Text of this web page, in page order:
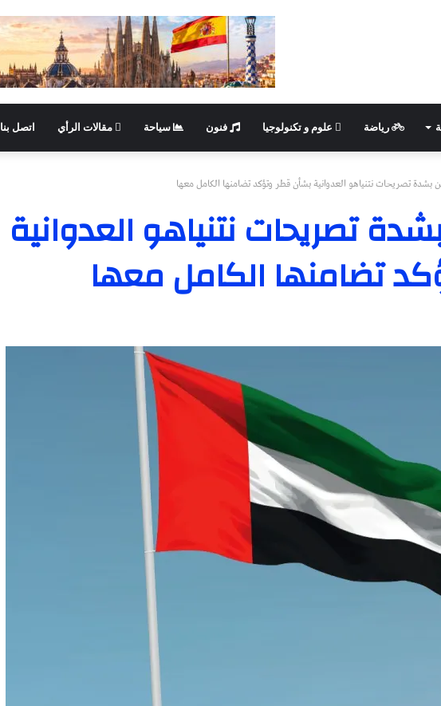
رياضة علوم و تكنولوجيا فنون سياحة مقالات الرأي اتصل بنا
بشدة تصريحات نتنياهو العدوانية بشأن قطر وتؤكد تضامنها الكامل معها
تصريحات نتنياهو العدوانية
تضامنها الكامل معها